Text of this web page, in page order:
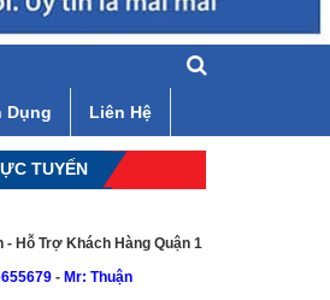
Dụng Liên Hệ
TUYẾN
- Hỗ Trợ Khách Hàng Quận 1
- Mr: Thuận